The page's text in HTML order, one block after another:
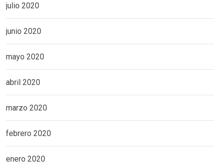
julio 2020
junio 2020
mayo 2020
abril 2020
marzo 2020
febrero 2020
enero 2020